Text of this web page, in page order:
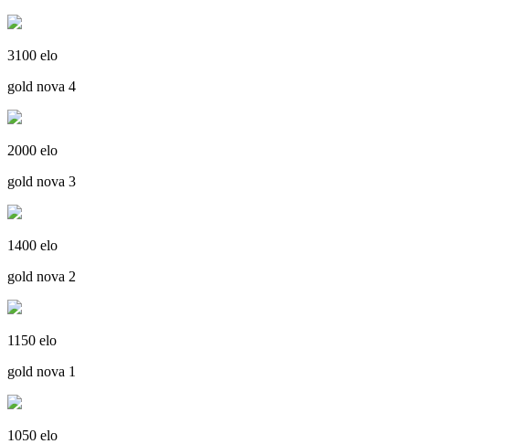
3100 elo
gold nova 4
2000 elo
gold nova 3
1400 elo
gold nova 2
1150 elo
gold nova 1
1050 elo